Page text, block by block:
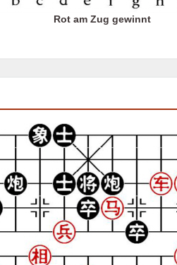
Rot am Zug gewinnt